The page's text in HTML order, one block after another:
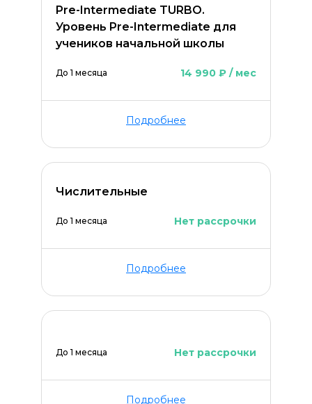
Pre-Intermediate TURBO.
Уровень Pre-Intermediate для
учеников начальной школы
До 1 месяца 14 990 ₽ / мес
Подробнее
Числительные
До 1 месяца Нет рассрочки
Подробнее
До 1 месяца Нет рассрочки
Подробнее
Оставить комментарий